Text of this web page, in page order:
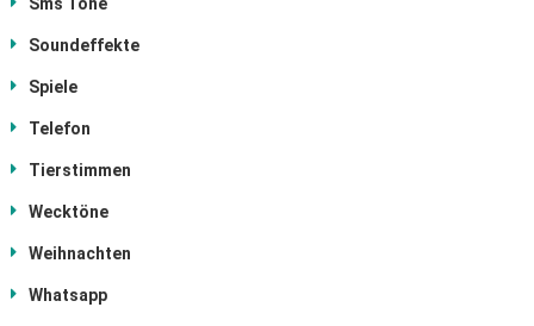
Soundeffekte
Spiele
Telefon
Tierstimmen
Wecktöne
Weihnachten
Whatsapp